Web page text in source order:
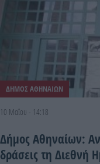
ΔΗΜΟΣ ΑΘΗΝΑΙΩΝ
10 Μαΐου - 14:18
Δήμος Αθηναίων:
δράσεις τη